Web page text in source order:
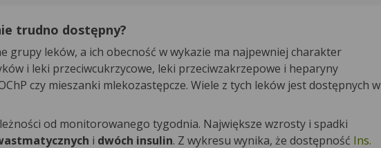
trudno dostępny?
grupy leków, a ich obecność w wykazie ma najpewniej charakter
i leki przeciwcukrzycowe, leki przeciwzakrzepowe i heparyny
czy mieszanki mlekozastępcze. Wiele z tych leków jest dostępnych w
od monitorowanego tygodnia. Największe wzrosty i spadki
i dwóch insulin. Z wykresu wynika, że dostępność Ins.